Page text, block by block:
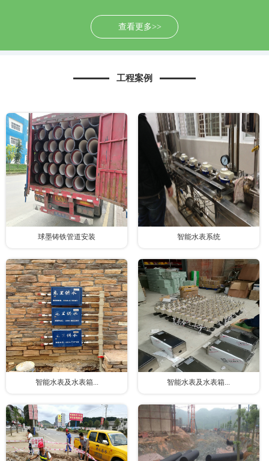
查看更多>>
工程案例
球墨铸铁管道安装 智能水表系统
智能水表及水表箱... 智能水表及水表箱...